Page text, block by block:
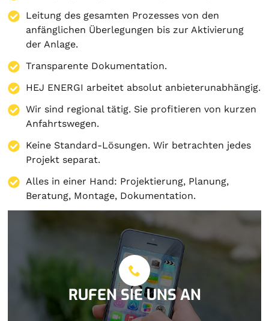
Leitung des gesamten Prozesses von den
anfänglichen Überlegungen bis zur Aktivierung
der Anlage.
Transparente Dokumentation.
HEJ ENERGI arbeitet absolut anbieterunabhängig.
Wir sind regional tätig. Sie profitieren von kurzen
Anfahrtswegen.
Keine Standard-Lösungen. Wir betrachten jedes
Projekt separat.
Alles in einer Hand: Projektierung, Planung,
Beratung, Montage, Dokumentation.
RUFEN SIE UNS AN